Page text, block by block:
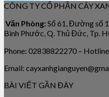
CÔNG TY CỔ PHẦN CÂY
Văn Phòng: Số 61, Đường số
Bình Phước, Q. Thủ Đức, Tp.
Phone: 02838822270 –
Email:
BÀI VIẾT GẦN ĐÂY